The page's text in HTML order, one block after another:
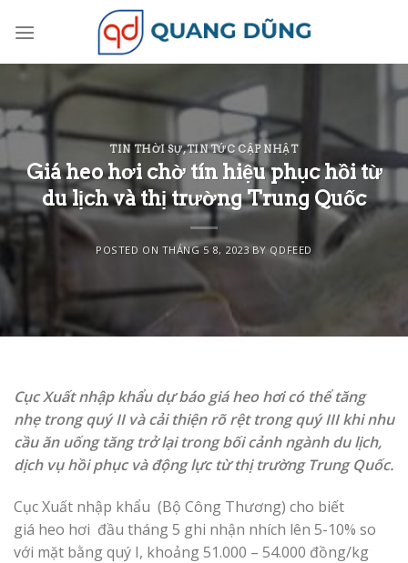
TIN THỜI SỰ,TIN TỨC CẬP NHẬT
Giá heo hơi chờ tín hiệu phục hồi từ
du lịch và thị trường Trung Quốc
POSTED ON THÁNG 5 8, 2023BY QDFEED
Cục Xuất nhập khẩu dự báo giá heo hơi có thể tăng
nhẹ trong quý II và cải thiện rõ rệt trong quý III khi nhu
cầu ăn uống tăng trở lại trong bối cảnh ngành du lịch,
dịch vụ hồi phục và động lực từ thị trường Trung Quốc.
Cục Xuất nhập khẩu (Bộ Công Thương) cho biết
giá heo hơi đầu tháng 5 ghi nhận nhích lên 5-10% so
với mặt bằng quý I, khoảng 51.000 – 54.000 đồng/kg